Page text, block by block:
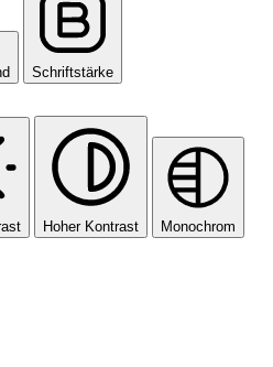
Schriftstärke
Hoher Kontrast Monochrom